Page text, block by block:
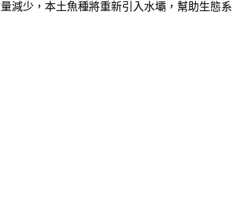
減少，本土魚種將重新引入水壩，幫助生態系